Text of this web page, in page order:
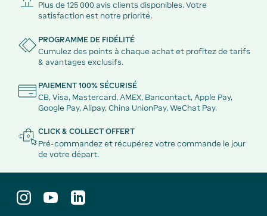
Plus de 125 000 avis clients disponibles. Votre
satisfaction est notre priorité.
PROGRAMME DE FIDÉLITÉ
Cumulez des points à chaque achat et profitez de tarifs
& avantages exclusifs.
PAIEMENT 100% SÉCURISÉ
CB, Visa, Mastercard, AMEX, Bancontact, Apple Pay,
Google Pay, Alipay, China UnionPay, WeChat Pay.
CLICK & COLLECT OFFERT
Pré-commandez et récupérez votre commande le jour
de votre départ.